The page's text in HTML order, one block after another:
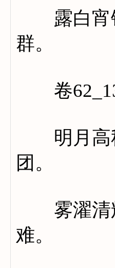
露白宵钟
群。
卷62_13
明月高秋
团。
雾濯清辉
难。